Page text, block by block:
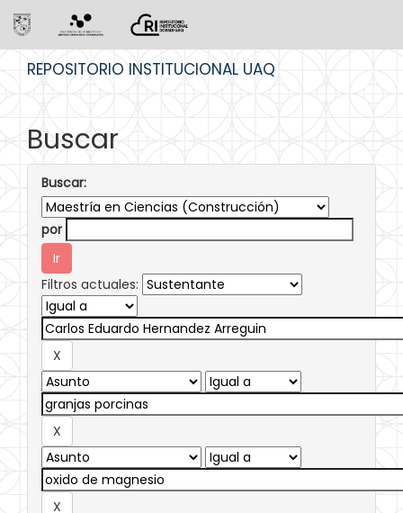
REPOSITORIO INSTITUCIONAL UAQ
Buscar
Buscar:
por
Filtros actuales: